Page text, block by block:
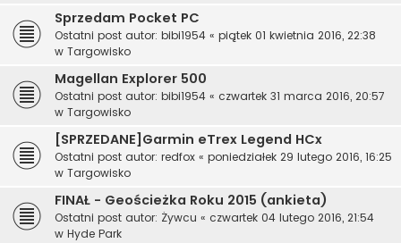
Sprzedam Pocket PC
Ostatni post autor: bibi1954 « piątek 01 kwietnia 2016, 22:38
w Targowisko
Magellan Explorer 500
Ostatni post autor: bibi1954 « czwartek 31 marca 2016, 20:57
w Targowisko
[SPRZEDANE]Garmin eTrex Legend HCx
Ostatni post autor: redfox « poniedziałek 29 lutego 2016, 16:25
w Targowisko
FINAŁ - Geościeżka Roku 2015 (ankieta)
Ostatni post autor: Żywcu « czwartek 04 lutego 2016, 21:54
w Hyde Park